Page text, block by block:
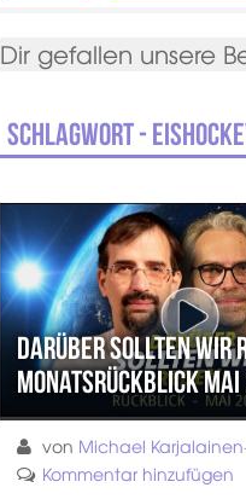
Dir gefallen unsere
Schlagwort -
Darüber sollten wir
Monatsrückblick Mai
von Michael
Kommentar hinzufügen